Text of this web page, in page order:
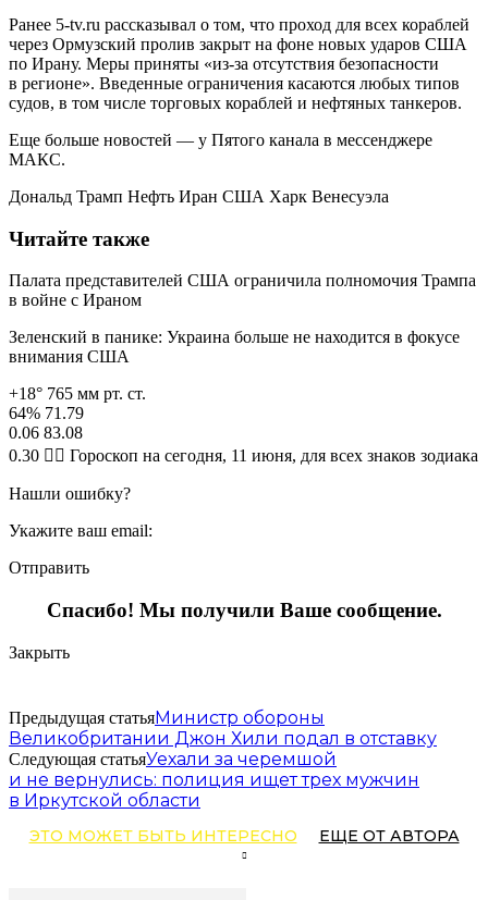
Ранее 5-tv.ru рассказывал о том, что проход для всех кораблей
через Ормузский пролив закрыт на фоне новых ударов США
по Ирану. Меры приняты «из-за отсутствия безопасности
в регионе». Введенные ограничения касаются любых типов
судов, в том числе торговых кораблей и нефтяных танкеров.
Еще больше новостей — у Пятого канала в мессенджере
МАКС.
Дональд Трамп Нефть Иран США Харк Венесуэла
Читайте также
Палата представителей США ограничила полномочия Трампа
в войне с Ираном
Зеленский в панике: Украина больше не находится в фокусе
внимания США
+18° 765 мм рт. ст.
64% 71.79
0.06 83.08
0.30 🧙‍♀ Гороскоп на сегодня, 11 июня, для всех знаков зодиака
Нашли ошибку?
Укажите ваш email:
Отправить
Спасибо! Мы получили Ваше сообщение.
Закрыть
Предыдущая статьяМинистр обороны
Великобритании Джон Хили подал в отставку
Следующая статьяУехали за черемшой
и не вернулись: полиция ищет трех мужчин
в Иркутской области
ЭТО МОЖЕТ БЫТЬ ИНТЕРЕСНО ЕЩЕ ОТ АВТОРА